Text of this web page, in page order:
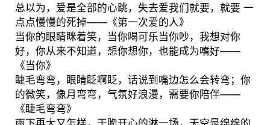
总以为，爱是全部的心跳，失去爱我们就要，就要 一
点点慢慢的死掉——《第一次爱的人》
当你的眼睛眯着笑，当你喝可乐当你吵，我想对你
好，你从来不知道，想你想你，也能成为嗜好——
《当你》
睫毛弯弯，眼睛眨啊眨，话说到嘴边怎么会转弯；你
的微笑，像月弯弯，气氛好浪漫，需要你陪伴——
《睫毛弯弯》